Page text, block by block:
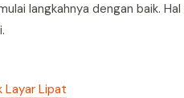
langkahnya dengan baik.
Layar Lipat